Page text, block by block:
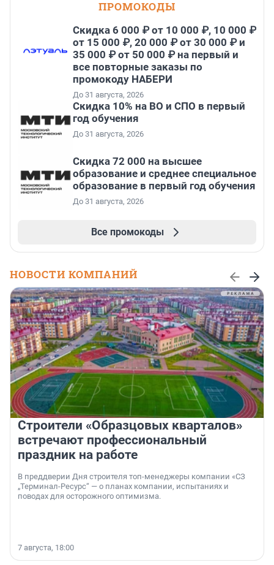
ПРОМОКОДЫ
Скидка 6 000 ₽ от 10 000 ₽, 10 000 ₽
от 15 000 ₽, 20 000 ₽ от 30 000 ₽ и
35 000 ₽ от 50 000 ₽ на первый и
все повторные заказы по
промокоду НАБЕРИ
До 31 августа, 2026
Скидка 10% на ВО и СПО в первый
год обучения
До 31 августа, 2026
Скидка 72 000 на высшее
образование и среднее специальное
образование в первый год обучения
До 31 августа, 2026
Все промокоды
НОВОСТИ КОМПАНИЙ
Строители «Образцовых кварталов»
встречают профессиональный
праздник на работе
В преддверии Дня строителя топ-менеджеры компании «СЗ
„Терминал-Ресурс“ — о планах компании, испытаниях и
поводах для осторожного оптимизма.
7 августа, 18:00